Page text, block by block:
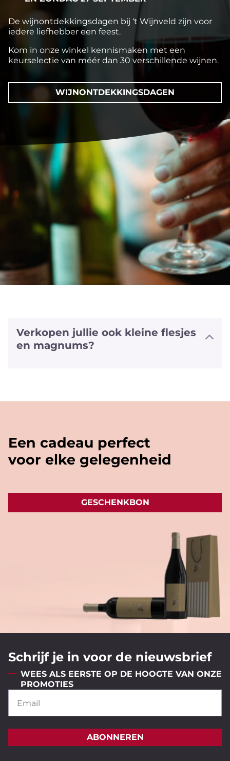
De wijnontdekkingsdagen bij ‘t Wijnveld zijn voor
iedere liefhebber een feest.
Kom in onze winkel kennismaken met een
keurselectie van méér dan 30 verschillende wijnen.
WIJNONTDEKKINGSDAGEN
Verkopen jullie ook kleine flesjes
en magnums?
Een cadeau perfect
voor elke gelegenheid
GESCHENKBON
Schrijf je in voor de nieuwsbrief
WEES ALS EERSTE OP DE HOOGTE VAN ONZE
PROMOTIES
ABONNEREN